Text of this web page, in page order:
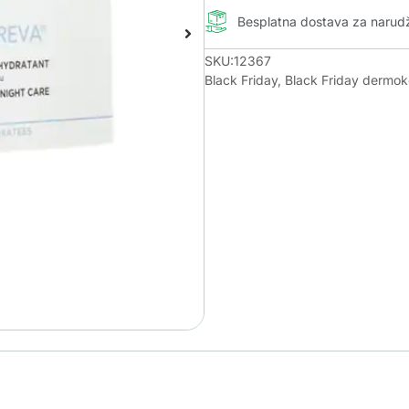
Besplatna dostava za
SKU:12367
Black Friday, Black Friday